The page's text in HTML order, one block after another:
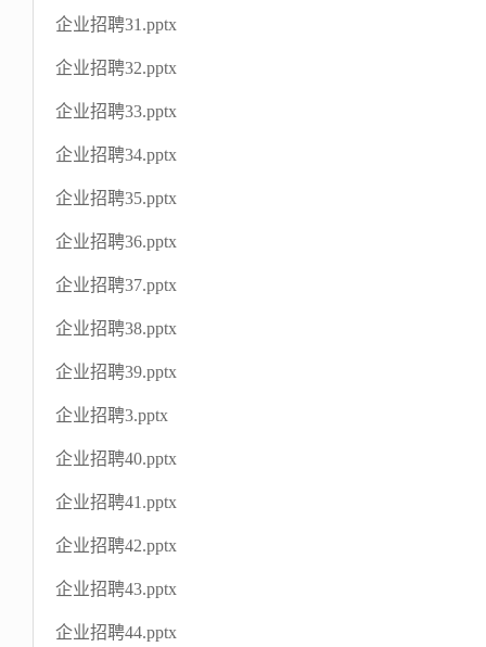
企业招聘31.pptx
企业招聘32.pptx
企业招聘33.pptx
企业招聘34.pptx
企业招聘35.pptx
企业招聘36.pptx
企业招聘37.pptx
企业招聘38.pptx
企业招聘39.pptx
企业招聘3.pptx
企业招聘40.pptx
企业招聘41.pptx
企业招聘42.pptx
企业招聘43.pptx
企业招聘44.pptx